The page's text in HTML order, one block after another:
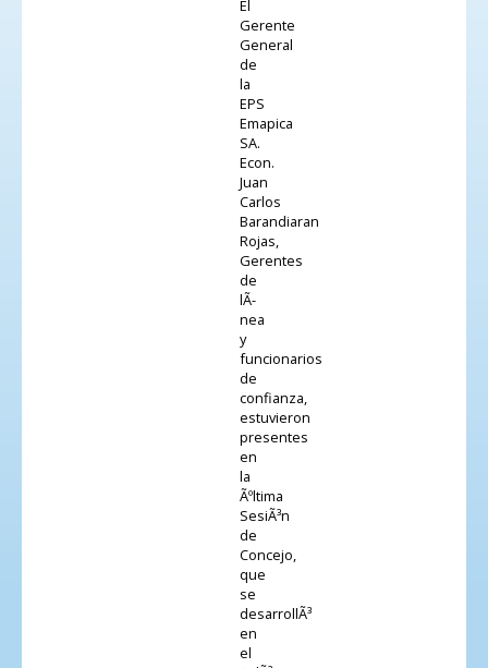
El
Gerente
General
de
la
EPS
Emapica
SA.
Econ.
Juan
Carlos
Barandiaran
Rojas,
Gerentes
de
lÃ­
nea
y
funcionarios
de
confianza,
estuvieron
presentes
en
la
Ãºltima
SesiÃ³n
de
Concejo,
que
se
desarrollÃ³
en
el